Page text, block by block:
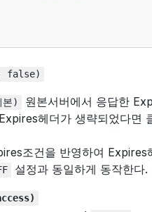
false)
본)
원본서버에서 응답한
헤더가 생략되었다면
조건을 반영하여 Expires
설정과 동일하게 동작한다.